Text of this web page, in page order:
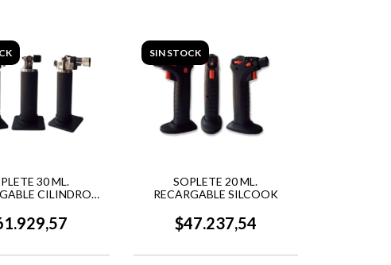
30 ML.
CILINDRO
SIN STOCK
SOPLETE 20 ML.
RECARGABLE SILCOOK
$47.237,54